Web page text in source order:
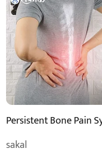
Persistent Bone Pain
sakal